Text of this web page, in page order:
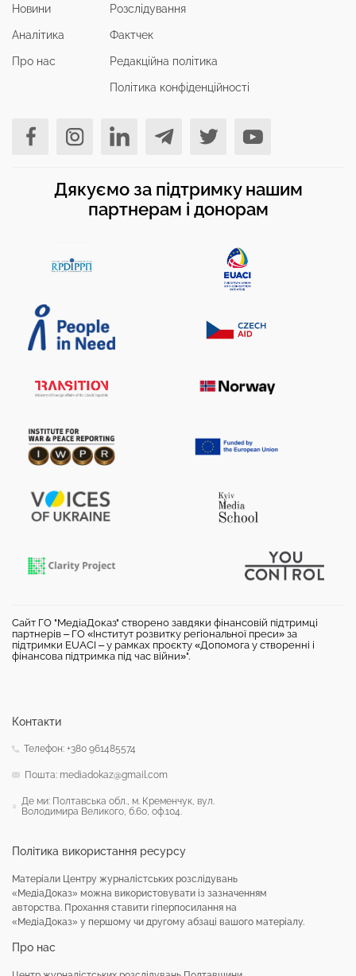
Новини
Аналітика
Про нас
Розслідування
Фактчек
Редакційна політика
Політика конфіденційності
Дякуємо за підтримку нашим
партнерам і донорам
Сайт ГО "МедіаДоказ" створено завдяки фінансовій підтримці
партнерів – ГО «Інститут розвитку регіональної преси» за
підтримки EUACI – у рамках проєкту «Допомога у створенні і
фінансова підтримка під час війни»".
Про нас
Політика використання ресурсу
Матеріали Центру журналістських розслідувань
«МедіаДоказ» можна використовувати із зазначенням
авторства. Прохання ставити гіперпосилання на
«МедіаДоказ» у першому чи другому абзаці вашого матеріалу.
Контакти
Телефон: +380 961485574
Пошта: mediadokaz@gmail.com
Де ми: Полтавська обл., м. Кременчук, вул.
Володимира Великого, б.60, оф.104.